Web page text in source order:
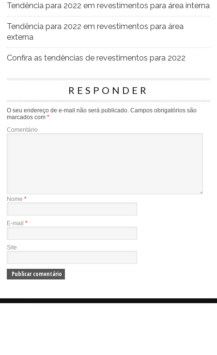
Tendência para 2022 em revestimentos para área interna
Tendência para 2022 em revestimentos para área
externa
Confira as tendências de revestimentos para 2022
RESPONDER
O seu endereço de e-mail não será publicado. Campos obrigatórios são
marcados com *
Comentário
Nome *
E-mail *
Site